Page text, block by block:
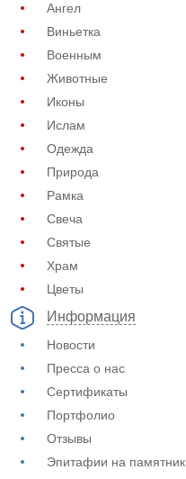
Ангел
Виньетка
Военным
Животные
Иконы
Ислам
Одежда
Природа
Рамка
Свеча
Святые
Храм
Цветы
Информация
Новости
Пресса о нас
Сертификаты
Портфолио
Отзывы
Эпитафии на памятник